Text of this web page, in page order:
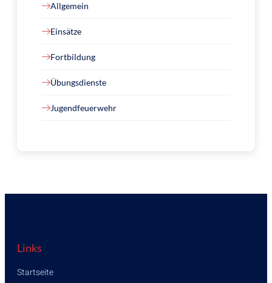
Allgemein
Einsätze
Fortbildung
Übungsdienste
Jugendfeuerwehr
Links
Startseite